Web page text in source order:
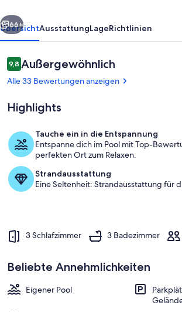
Schlafzimmer
Weiter
66+
ÜbersichtAusstattungLageRichtlinien
Bewertungen
9,89,8 von 10.
Außergewöhnlich
Alle 33 Bewertungen anzeigen
Highlights
Tauche ein in die Entspannung
Entspanne dich im Pool mit Top-
perfekten Ort zum Relaxen.
Strandausstattung
Eine Seltenheit: Strandausstattung für
3 Schlafzimmer 3 Badezimmer
Beliebte Annehmlichkeiten
Eigener Pool